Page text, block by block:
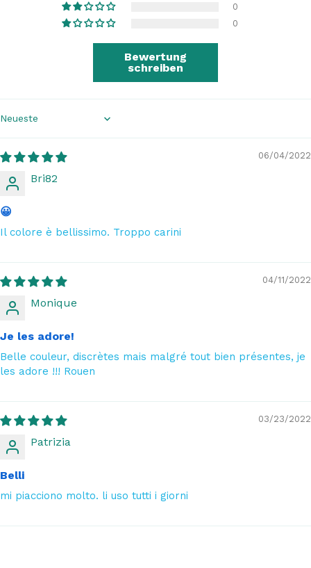
0
0
Bewertung
schreiben
Sort by
06/04/2022
Bri82
😀
Il colore è bellissimo. Troppo carini
04/11/2022
Monique
Je les adore!
Belle couleur, discrètes mais malgré tout bien présentes, je
les adore !!! Rouen
03/23/2022
Patrizia
Belli
mi piacciono molto. li uso tutti i giorni